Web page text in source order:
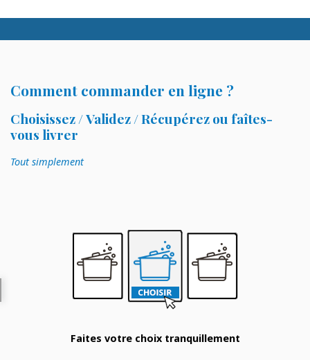
Comment commander en ligne ?
Choisissez / Validez / Récupérez ou faîtes-
vous livrer
Tout simplement
Faites votre choix tranquillement